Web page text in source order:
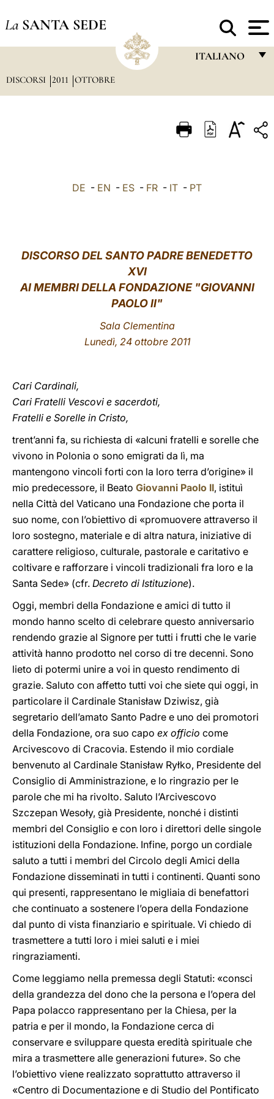
La SANTA SEDE
ITALIANO
ITALIANO
LATINE
DISCORSI 2011 OTTOBRE
DE - EN - ES - FR - IT - PT
DISCORSO DEL SANTO PADRE BENEDETTO
XVI
AI MEMBRI DELLA FONDAZIONE "GIOVANNI
PAOLO II"
Sala Clementina
Lunedì, 24 ottobre 2011
Cari Cardinali,
Cari Fratelli Vescovi e sacerdoti,
Fratelli e Sorelle in Cristo,
trent’anni fa, su richiesta di «alcuni fratelli e sorelle che
vivono in Polonia o sono emigrati da lì, ma
mantengono vincoli forti con la loro terra d’origine» il
mio predecessore, il Beato Giovanni Paolo II, istituì
nella Città del Vaticano una Fondazione che porta il
suo nome, con l’obiettivo di «promuovere attraverso il
loro sostegno, materiale e di altra natura, iniziative di
carattere religioso, culturale, pastorale e caritativo e
coltivare e rafforzare i vincoli tradizionali fra loro e la
Santa Sede» (cfr. Decreto di Istituzione).
Oggi, membri della Fondazione e amici di tutto il
mondo hanno scelto di celebrare questo anniversario
rendendo grazie al Signore per tutti i frutti che le varie
attività hanno prodotto nel corso di tre decenni. Sono
lieto di potermi unire a voi in questo rendimento di
grazie. Saluto con affetto tutti voi che siete qui oggi, in
particolare il Cardinale Stanisław Dziwisz, già
segretario dell’amato Santo Padre e uno dei promotori
della Fondazione, ora suo capo ex officio come
Arcivescovo di Cracovia. Estendo il mio cordiale
benvenuto al Cardinale Stanisław Ryłko, Presidente del
Consiglio di Amministrazione, e lo ringrazio per le
parole che mi ha rivolto. Saluto l’Arcivescovo
Szczepan Wesoły, già Presidente, nonché i distinti
membri del Consiglio e con loro i direttori delle singole
istituzioni della Fondazione. Infine, porgo un cordiale
saluto a tutti i membri del Circolo degli Amici della
Fondazione disseminati in tutti i continenti. Quanti sono
qui presenti, rappresentano le migliaia di benefattori
che continuato a sostenere l’opera della Fondazione
dal punto di vista finanziario e spirituale. Vi chiedo di
trasmettere a tutti loro i miei saluti e i miei
ringraziamenti.
Come leggiamo nella premessa degli Statuti: «consci
della grandezza del dono che la persona e l’opera del
Papa polacco rappresentano per la Chiesa, per la
patria e per il mondo, la Fondazione cerca di
conservare e sviluppare questa eredità spirituale che
mira a trasmettere alle generazioni future». So che
l’obiettivo viene realizzato soprattutto attraverso il
«Centro di Documentazione e di Studio del Pontificato